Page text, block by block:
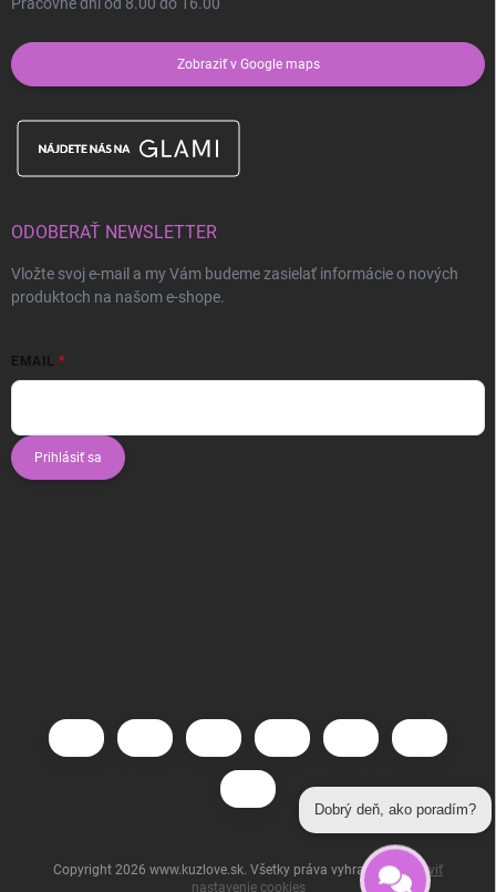
Zobraziť v Google maps
ODOBERAŤ NEWSLETTER
Vložte svoj e-mail a my Vám budeme zasielať informácie o nových
produktoch na našom e-shope.
EMAIL
Prihlásiť sa
Copyright 2026 www.kuzlove.sk. Všetky práva vyhradené.Upraviť
nastavenie cookies
Dobrý deň, ako poradím?